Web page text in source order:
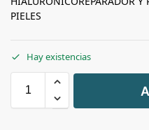
PIELES
Hay existencias
+
-